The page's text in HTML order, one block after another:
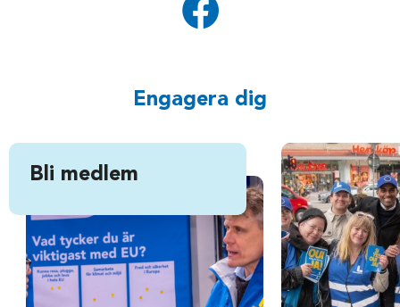
Engagera dig
Bli medlem